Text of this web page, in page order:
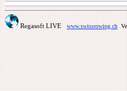
Regasoft LIVE www.swissrowing.ch